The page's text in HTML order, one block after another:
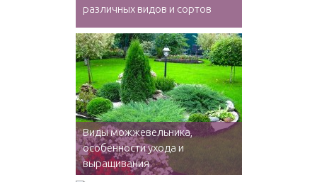
различных видов и сортов
Виды можжевельника,
особенности ухода и
выращивания